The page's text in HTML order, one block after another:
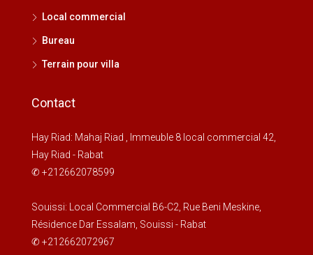
Local commercial
Bureau
Terrain pour villa
Contact
Hay Riad: Mahaj Riad , Immeuble 8 local commercial 42,
Hay Riad - Rabat
✆ +212662078599
Souissi: Local Commercial B6-C2, Rue Beni Meskine,
Résidence Dar Essalam, Souissi - Rabat
✆ +212662072967